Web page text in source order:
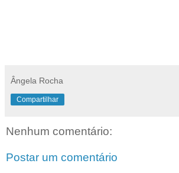
Ângela Rocha
Compartilhar
Nenhum comentário:
Postar um comentário